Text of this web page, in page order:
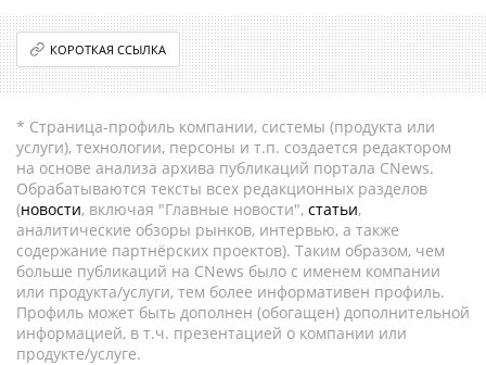
КОРОТКАЯ ССЫЛКА
* Страница-профиль компании, системы (продукта или
услуги), технологии, персоны и т.п. создается редактором
на основе анализа архива публикаций портала CNews.
Обрабатываются тексты всех редакционных разделов
(новости, включая "Главные новости", статьи,
аналитические обзоры рынков, интервью, а также
содержание партнёрских проектов). Таким образом, чем
больше публикаций на CNews было с именем компании
или продукта/услуги, тем более информативен профиль.
Профиль может быть дополнен (обогащен) дополнительной
информацией, в т.ч. презентацией о компании или
продукте/услуге.